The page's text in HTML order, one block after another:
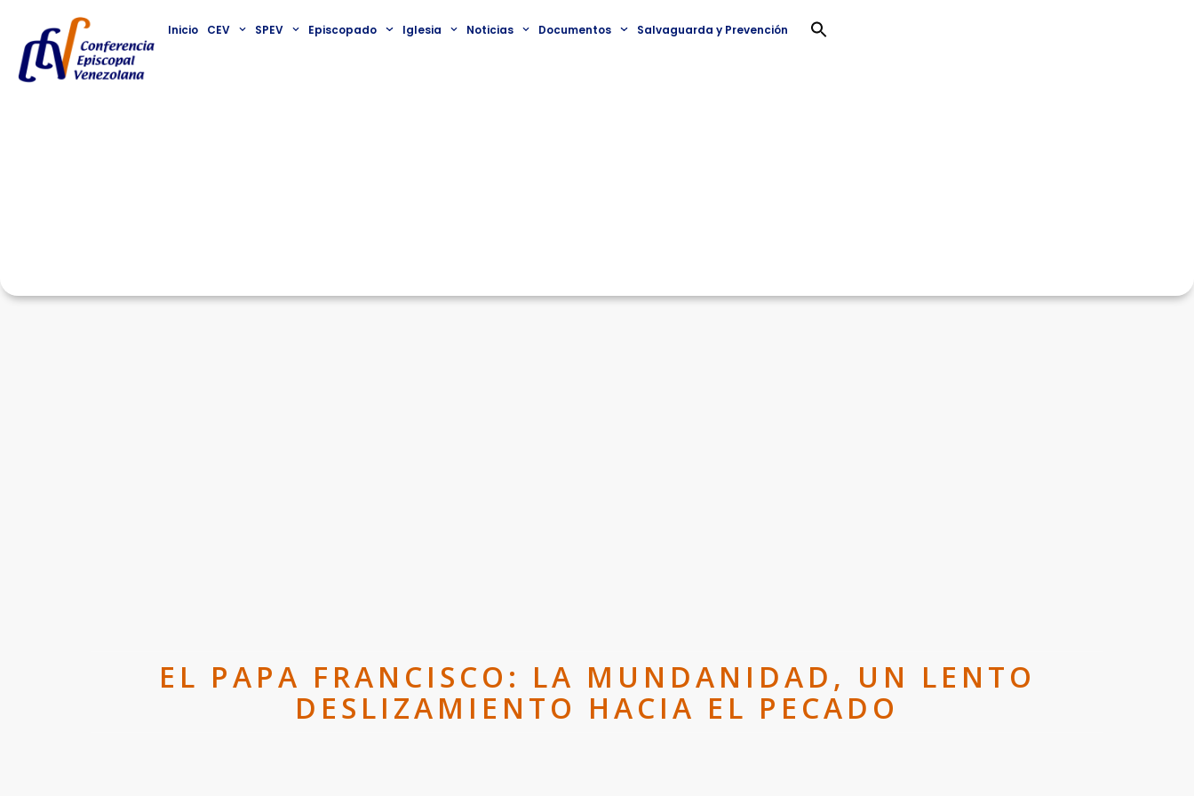
Inicio CEV SPEV Episcopado Iglesia Noticias Documentos Salvaguarda y Prevención
EL PAPA FRANCISCO: LA MUNDANIDAD, UN LENTO
DESLIZAMIENTO HACIA EL PECADO